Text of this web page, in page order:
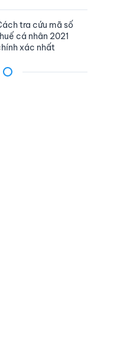
tra cứu mã số
cá nhân 2021
xác nhất